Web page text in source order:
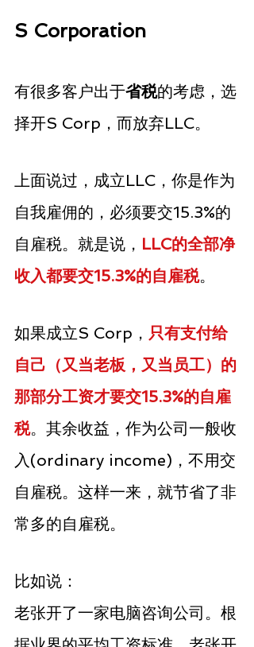
S Corporation
有很多客户出于省税的考虑，选
择开S Corp，而放弃LLC。
上面说过，成立LLC，你是作为
自我雇佣的，必须要交15.3%的
自雇税。就是说， LLC的全部净
收入都要交15.3%的自雇税。
如果成立S Corp， 只有支付给
自己（又当老板，又当员工）的
那部分工资才要交15.3%的自雇
税。其余收益，作为公司一般收
入(ordinary income)，不用交
自雇税。这样一来，就节省了非
常多的自雇税。
比如说：
老张开了一家电脑咨询公司。根